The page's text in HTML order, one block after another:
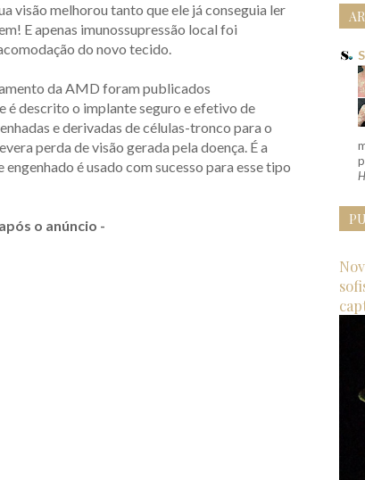
visão melhorou tanto que ele já conseguia ler
E apenas imunossupressão local foi
do novo tecido.
da AMD foram publicados
é descrito o implante seguro e efetivo de
e derivadas de células-tronco para o
perda de visão gerada pela doença. É a
é usado com sucesso para esse tipo
o anúncio -